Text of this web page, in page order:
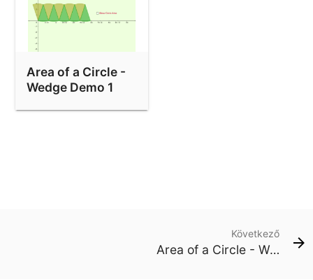
Area of a Circle -
Wedge Demo 1
Következő
Area of a Circle - Wedge Demo 1